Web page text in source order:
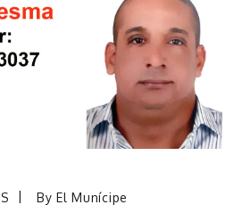
ByEl Munícipe